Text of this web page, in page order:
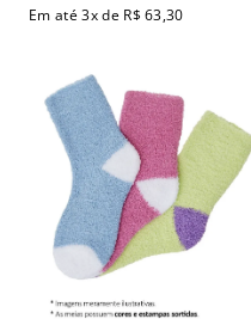
Em até3x de R$ 63,30